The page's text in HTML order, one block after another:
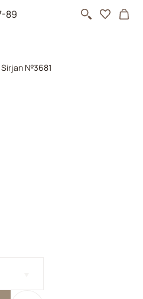
89
Sirjan №3681